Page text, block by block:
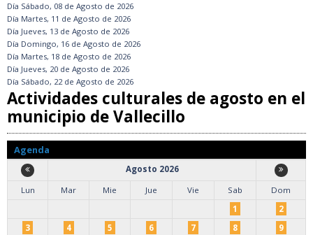
Día Sábado, 08 de Agosto de 2026
Día Martes, 11 de Agosto de 2026
Día Jueves, 13 de Agosto de 2026
Día Domingo, 16 de Agosto de 2026
Día Martes, 18 de Agosto de 2026
Día Jueves, 20 de Agosto de 2026
Día Sábado, 22 de Agosto de 2026
Actividades culturales de agosto en el
municipio de Vallecillo
Agenda
Agosto 2026
Lun
Mar Mie Jue Vie Sab
Dom
1
2
3
4 5 6 7 8
9